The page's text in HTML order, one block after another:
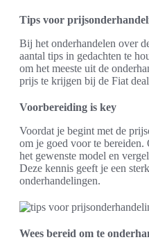
Tips voor
Bij het onderhandelen over
aantal tips in gedachten te
om het meeste uit de
prijs te krijgen bij de Fiat
Voorbereiding is key
Voordat je begint met de
om je goed voor te bereiden.
het gewenste model en
Deze kennis geeft je een
onderhandelingen.
Wees bereid om te